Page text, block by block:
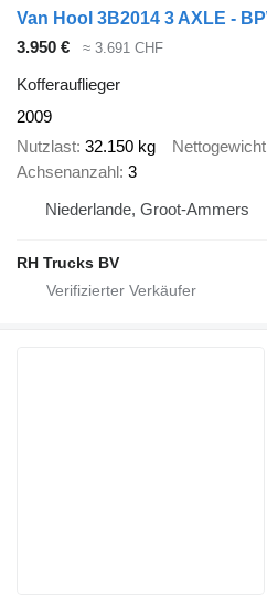
3.950 € ≈ 3.691 CHF
Kofferauflieger
2009
Nutzlast 32.150 kg Nettogewicht
Achsenanzahl 3
Niederlande, Groot-Ammers
RH Trucks BV